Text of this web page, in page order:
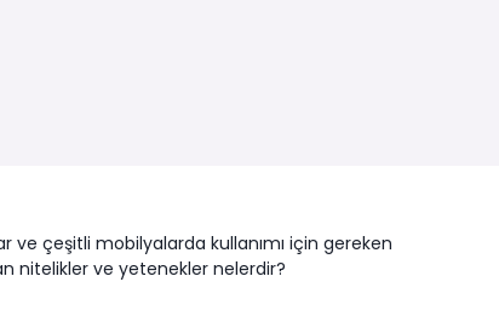
çeşitli mobilyalarda kullanımı için gereken
nitelikler ve yetenekler nelerdir?